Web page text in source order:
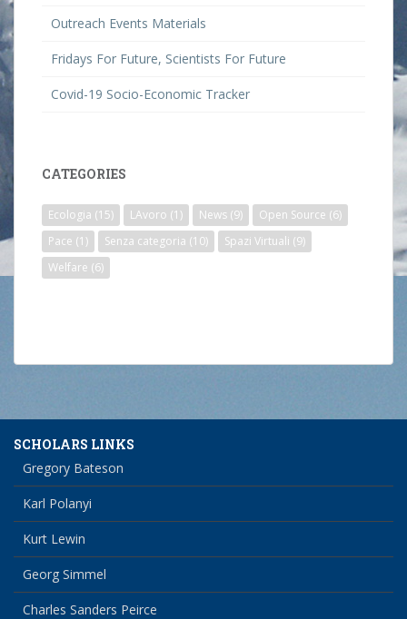
Outreach Events Materials
Fridays For Future, Scientists For Future
Covid-19 Socio-Economic Tracker
CATEGORIES
Ecologia (15) LAvoro (1) News (9) Open Source (6)
Pace (1) Senza categoria (10) Spazi Virtuali (9)
Welfare (6)
SCHOLARS LINKS
Gregory Bateson
Karl Polanyi
Kurt Lewin
Georg Simmel
Charles Sanders Peirce